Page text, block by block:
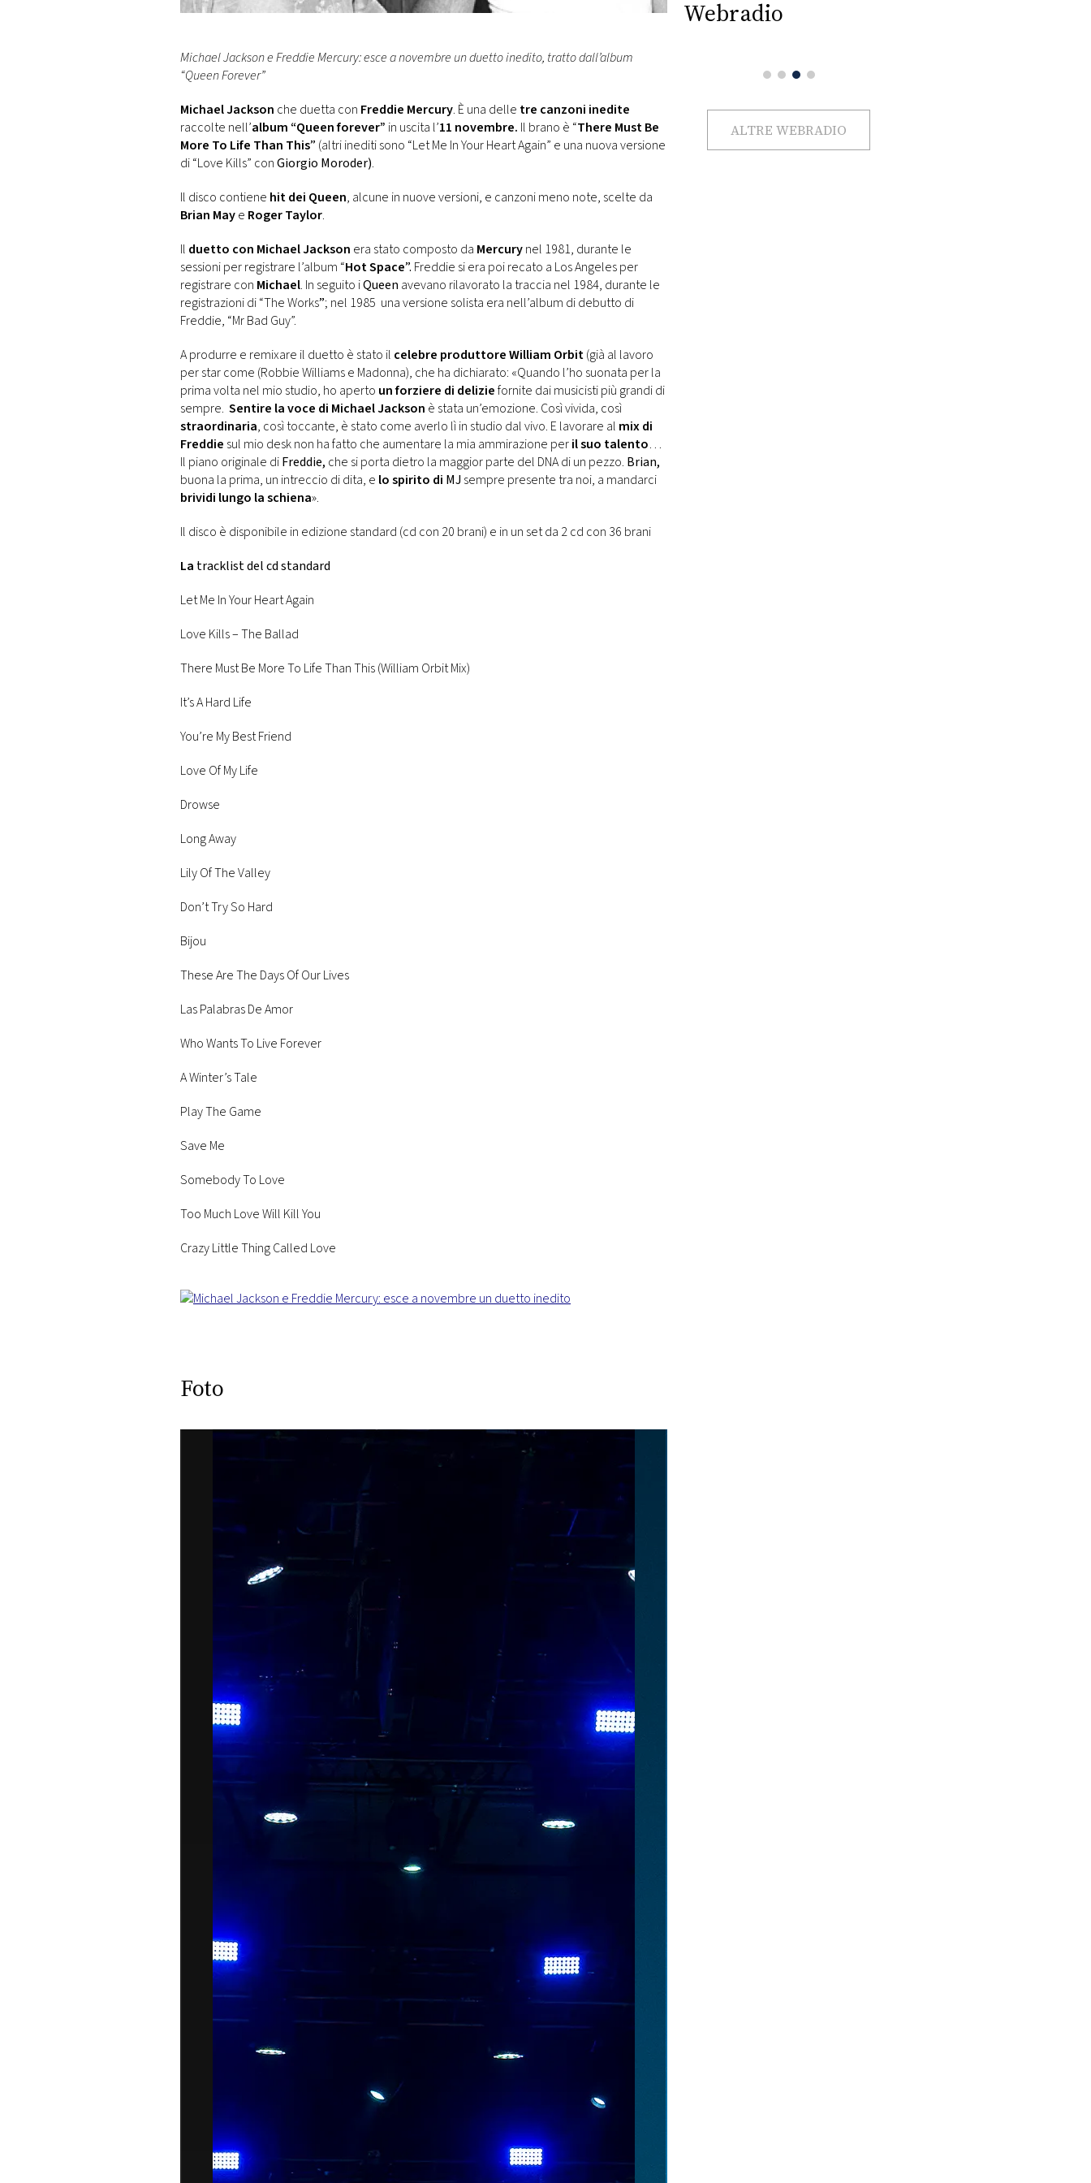
DI
RMC
Michael Jackson e Freddie Mercury: esce a novembre un duetto inedito, tratto dall’album
“Queen Forever”
Michael Jackson che duetta con Freddie Mercury. È una delle tre canzoni inedite
raccolte nell’album “Queen forever” in uscita l’11 novembre. Il brano è “There Must Be
More To Life Than This” (altri inediti sono “Let Me In Your Heart Again” e una nuova versione
di “Love Kills” conGiorgio Moroder).
Il disco contiene hit dei Queen, alcune in nuove versioni, e canzoni meno note, scelte da
Brian Maye Roger Taylor.
Il duetto con Michael Jackson era stato composto da Mercurynel 1981, durante le
sessioni per registrare l’album “Hot Space”. Freddie si era poi recato a Los Angeles per
registrare con Michael. In seguito iQueen avevano rilavorato la traccia nel 1984, durante le
registrazioni di “The Works”; nel 1985 una versione solista era nell’album di debutto di
Freddie, “Mr Bad Guy”.
A produrre e remixare il duetto è stato il celebre produttore William Orbit(già al lavoro
per star come (Robbie Williams e Madonna), che ha dichiarato: «Quando l’ho suonata per la
prima volta nel mio studio, ho aperto un forziere di deliziefornite dai musicisti più grandi di
sempre. Sentire la voce di Michael Jackson è stata un’emozione. Così vivida, così
straordinaria, così toccante, è stato come averlo lì in studio dal vivo. E lavorare al mix di
Freddie sul mio desk non ha fatto che aumentare la mia ammirazione peril suo talento…
Il piano originale diFreddie, che si porta dietro la maggior parte del DNA di un pezzo. Brian,
buona la prima, un intreccio di dita, e lo spirito di MJsempre presente tra noi, a mandarci
brividi lungo la schiena».
Il disco è disponibile in edizione standard (cd con 20 brani) e in un set da 2 cd con 36 brani
La tracklist del cd standard
Let Me In Your Heart Again
Love Kills – The Ballad
There Must Be More To Life Than This (William Orbit Mix)
It’s A Hard Life
You’re My Best Friend
Love Of My Life
Drowse
Long Away
Lily Of The Valley
Don’t Try So Hard
Bijou
These Are The Days Of Our Lives
Las Palabras De Amor
Who Wants To Live Forever
A Winter’s Tale
Play The Game
Save Me
Somebody To Love
Too Much Love Will Kill You
Crazy Little Thing Called Love
Foto
Webradio
ALTRE WEBRADIO